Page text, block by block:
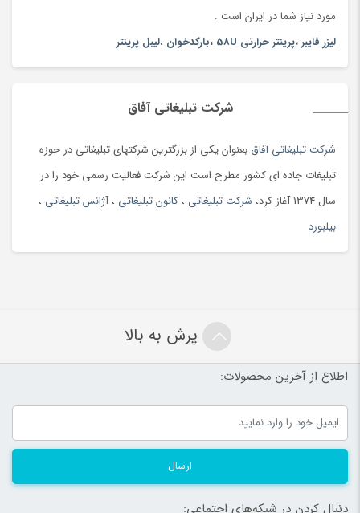
مورد نیاز شما در ایران است .
لیزر فایبر،پرینتر حرارتی 58U ،بارکدخوان ،لیبل پرینتر
شرکت تبلیغاتی آفاق
شرکت تبلیغاتی آفاق بعنوان یکی از بزرگترین شرکتهای تبلیغاتی در حوزه
تبلیغات جاده ای کشور مطرح است این شرکت فعالیت رسمی خود را در
سال 1374 آغاز کرد،
شرکت تبلیغاتی ، کانون تبلیغاتی ،آژانس تبلیغاتی ،
بیلبورد
پرش به بالا
اطلاع از آخرین محصولات:
ارسال
دنبال کردن در شبکه‌های اجتماعی: